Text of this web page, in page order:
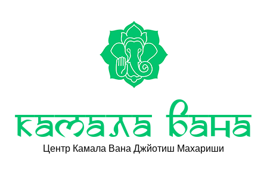
Камала Вана
Центр Камала Вана Джйотиш Махариши